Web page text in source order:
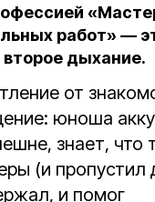
работ» —
дыхание.
от
юноша
знает, что
(и пропустил
и помог